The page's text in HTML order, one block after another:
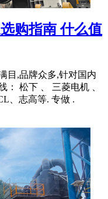
购指南 什么值
目,品牌众多,针对国内
： 松下 、 三菱电机 、
、志高等. 专做 .